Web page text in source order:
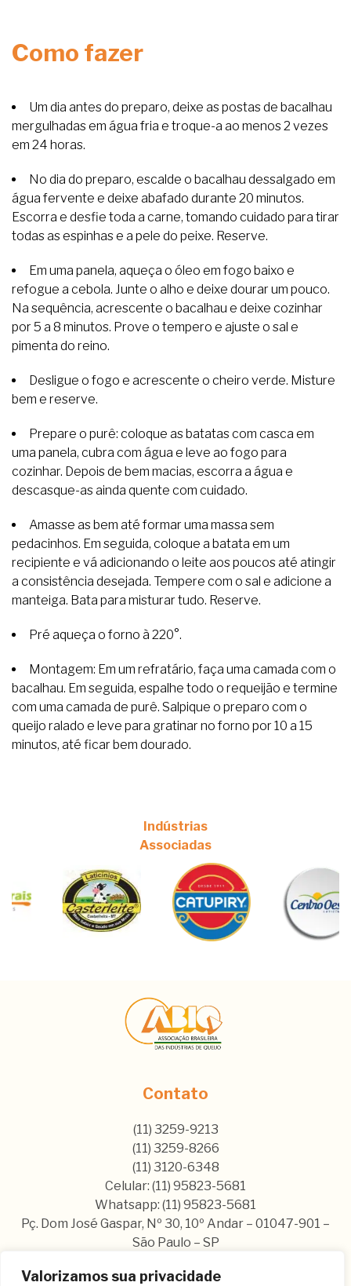
Valorizamos sua privacidade
Como fazer
Um dia antes do preparo, deixe as postas de bacalhau
mergulhadas em água fria e troque-a ao menos 2 vezes
em 24 horas.
No dia do preparo, escalde o bacalhau dessalgado em
água fervente e deixe abafado durante 20 minutos.
Escorra e desfie toda a carne, tomando cuidado para tirar
todas as espinhas e a pele do peixe. Reserve.
Em uma panela, aqueça o óleo em fogo baixo e
refogue a cebola. Junte o alho e deixe dourar um pouco.
Na sequência, acrescente o bacalhau e deixe cozinhar
por 5 a 8 minutos. Prove o tempero e ajuste o sal e
pimenta do reino.
Desligue o fogo e acrescente o cheiro verde. Misture
bem e reserve.
Prepare o purê: coloque as batatas com casca em
uma panela, cubra com água e leve ao fogo para
cozinhar. Depois de bem macias, escorra a água e
descasque-as ainda quente com cuidado.
Amasse as bem até formar uma massa sem
pedacinhos. Em seguida, coloque a batata em um
recipiente e vá adicionando o leite aos poucos até atingir
a consistência desejada. Tempere com o sal e adicione a
manteiga. Bata para misturar tudo. Reserve.
Pré aqueça o forno à 220°.
Montagem: Em um refratário, faça uma camada com o
bacalhau. Em seguida, espalhe todo o requeijão e termine
com uma camada de purê. Salpique o preparo com o
queijo ralado e leve para gratinar no forno por 10 a 15
minutos, até ficar bem dourado.
Indústrias
Associadas
Contato
(11) 3259-9213
(11) 3259-8266
(11) 3120-6348
Celular: (11) 95823-5681
Whatsapp: (11) 95823-5681
Pç. Dom José Gaspar, Nº 30, 10º Andar – 01047-901 –
São Paulo – SP